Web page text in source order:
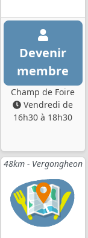
Devenir
membre
Champ de Foire
Vendredi de
16h30 à 18h30
48km - Vergongheon